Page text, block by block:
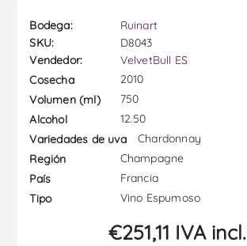
Bodega:
Ruinart
SKU:
D8043
Vendedor:
VelvetBull ES
Cosecha
2010
Volumen (ml)
750
Alcohol
12.50
Variedades de uva
Chardonnay
Región
Champagne
País
Francia
Tipo
Vino Espumoso
€251,11 IVA incl.